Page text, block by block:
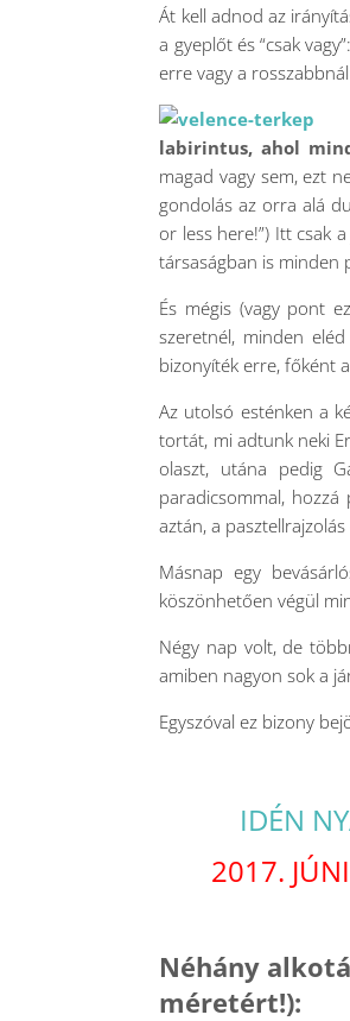
Át kell adnod az
a gyeplőt és “csak
erre vagy a
labirintus, ahol
magad vagy sem, ezt
gondolás az orra alá
or less here!”) Itt csak
társaságban is minden
És mégis (vagy pont
szeretnél, minden
bizonyíték erre, főként
Az utolsó esténken a
tortát, mi adtunk neki
olaszt, utána pedig
paradicsommal,
aztán, a
Másnap egy
köszönhetően végül
Négy nap volt, de
amiben nagyon sok a
Egyszóval ez bizony
IDÉN
2017.
Néhány
méretért!):